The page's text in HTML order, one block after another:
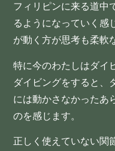
フィリピンに来る道中
るようになっていく感
が動く方が思考も柔軟
特に今のわたしはダイ
ダイビングをすると、
には動かさなかったあ
のを感じます。
正しく使えていない関